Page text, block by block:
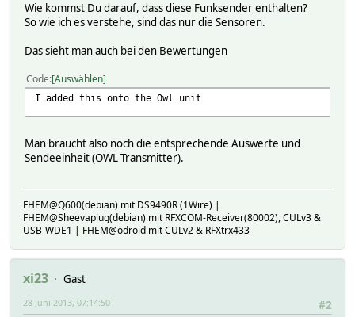
Wie kommst Du darauf, dass diese Funksender enthalten?
So wie ich es verstehe, sind das nur die Sensoren.
Das sieht man auch bei den Bewertungen
Code Auswählen
I added this onto the Owl unit
Man braucht also noch die entsprechende Auswerte und
Sendeeinheit (OWL Transmitter).
FHEM@Q600(debian) mit DS9490R (1Wire) |
FHEM@Sheevaplug(debian) mit RFXCOM-Receiver(80002), CULv3 &
USB-WDE1 | FHEM@odroid mit CULv2 & RFXtrx433
xi23
Gast
#2
28 Juni 2013, 07:14:50